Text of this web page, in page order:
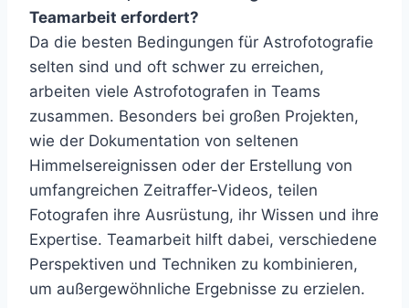
Teamarbeit erfordert?
Da die besten Bedingungen für Astrofotografie
selten sind und oft schwer zu erreichen,
arbeiten viele Astrofotografen in Teams
zusammen. Besonders bei großen Projekten,
wie der Dokumentation von seltenen
Himmelsereignissen oder der Erstellung von
umfangreichen Zeitraffer-Videos, teilen
Fotografen ihre Ausrüstung, ihr Wissen und ihre
Expertise. Teamarbeit hilft dabei, verschiedene
Perspektiven und Techniken zu kombinieren,
um außergewöhnliche Ergebnisse zu erzielen.